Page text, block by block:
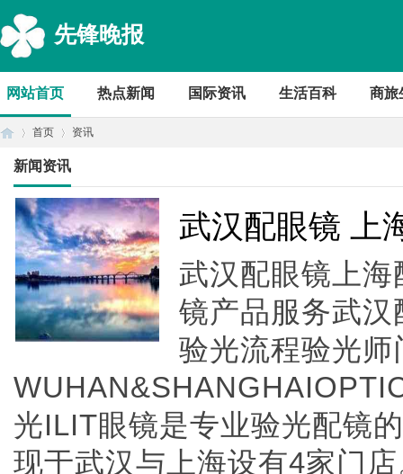
先锋晚报
网站首页 热点新闻 国际资讯 生活百科 商旅
›
首页
›
资讯
新闻资讯
武汉配眼镜 上
武汉配眼镜上
镜产品服务武
验光流程验光
光ILIT眼镜是专业验光配镜
现于武汉与上海设有4家门